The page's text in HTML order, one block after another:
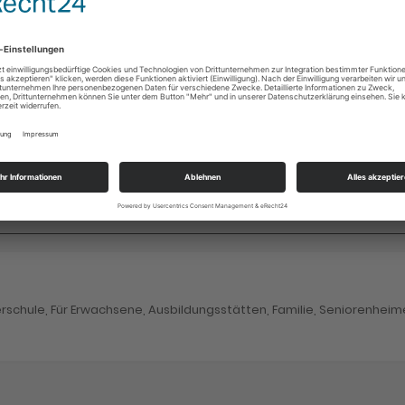
Holl
Für Erwachsene, Ausbildungsstätten, Familie,